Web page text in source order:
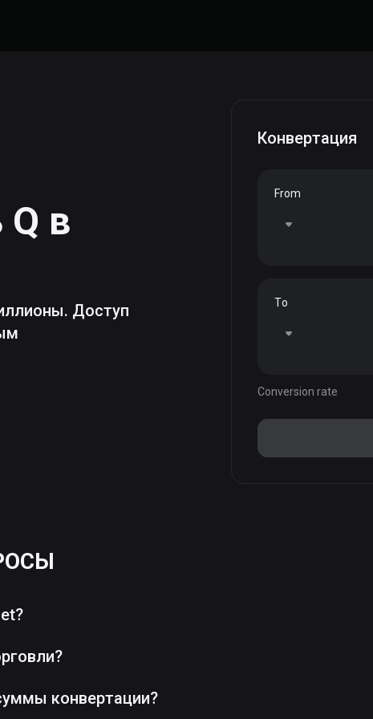
Q в
Доступ
Конвертация
From
To
Conversion rate
конвертации?